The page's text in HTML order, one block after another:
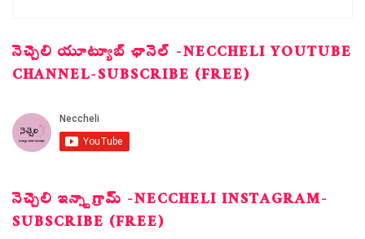
నెచ్చెలి యూట్యూబ్ ఛానెల్ -NECCHELI YOUTUBE
CHANNEL-SUBSCRIBE (FREE)
నెచ్చెలి ఇన్స్టాగ్రామ్ -NECCHELI INSTAGRAM-
SUBSCRIBE (FREE)